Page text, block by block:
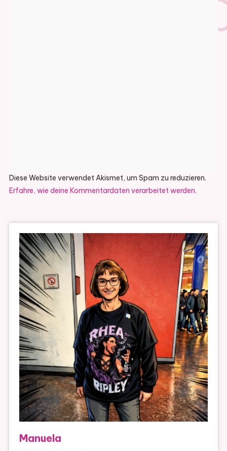
Diese Website verwendet Akismet, um Spam zu reduzieren.
Erfahre, wie deine Kommentardaten verarbeitet werden.
Manuela